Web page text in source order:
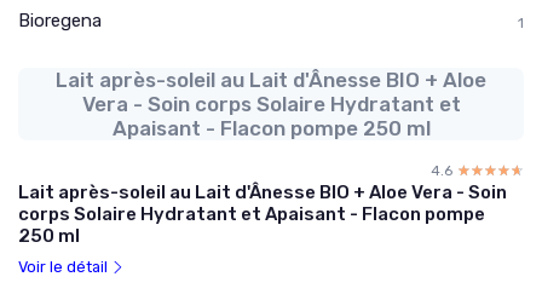
Bioregena 1
Lait après-soleil au Lait d'Ânesse BIO + Aloe
Vera - Soin corps Solaire Hydratant et
Apaisant - Flacon pompe 250 ml
4.6 ☆☆☆☆☆
★★★★★
Lait après-soleil au Lait d'Ânesse BIO + Aloe Vera - Soin
corps Solaire Hydratant et Apaisant - Flacon pompe
250 ml
Voir le détail